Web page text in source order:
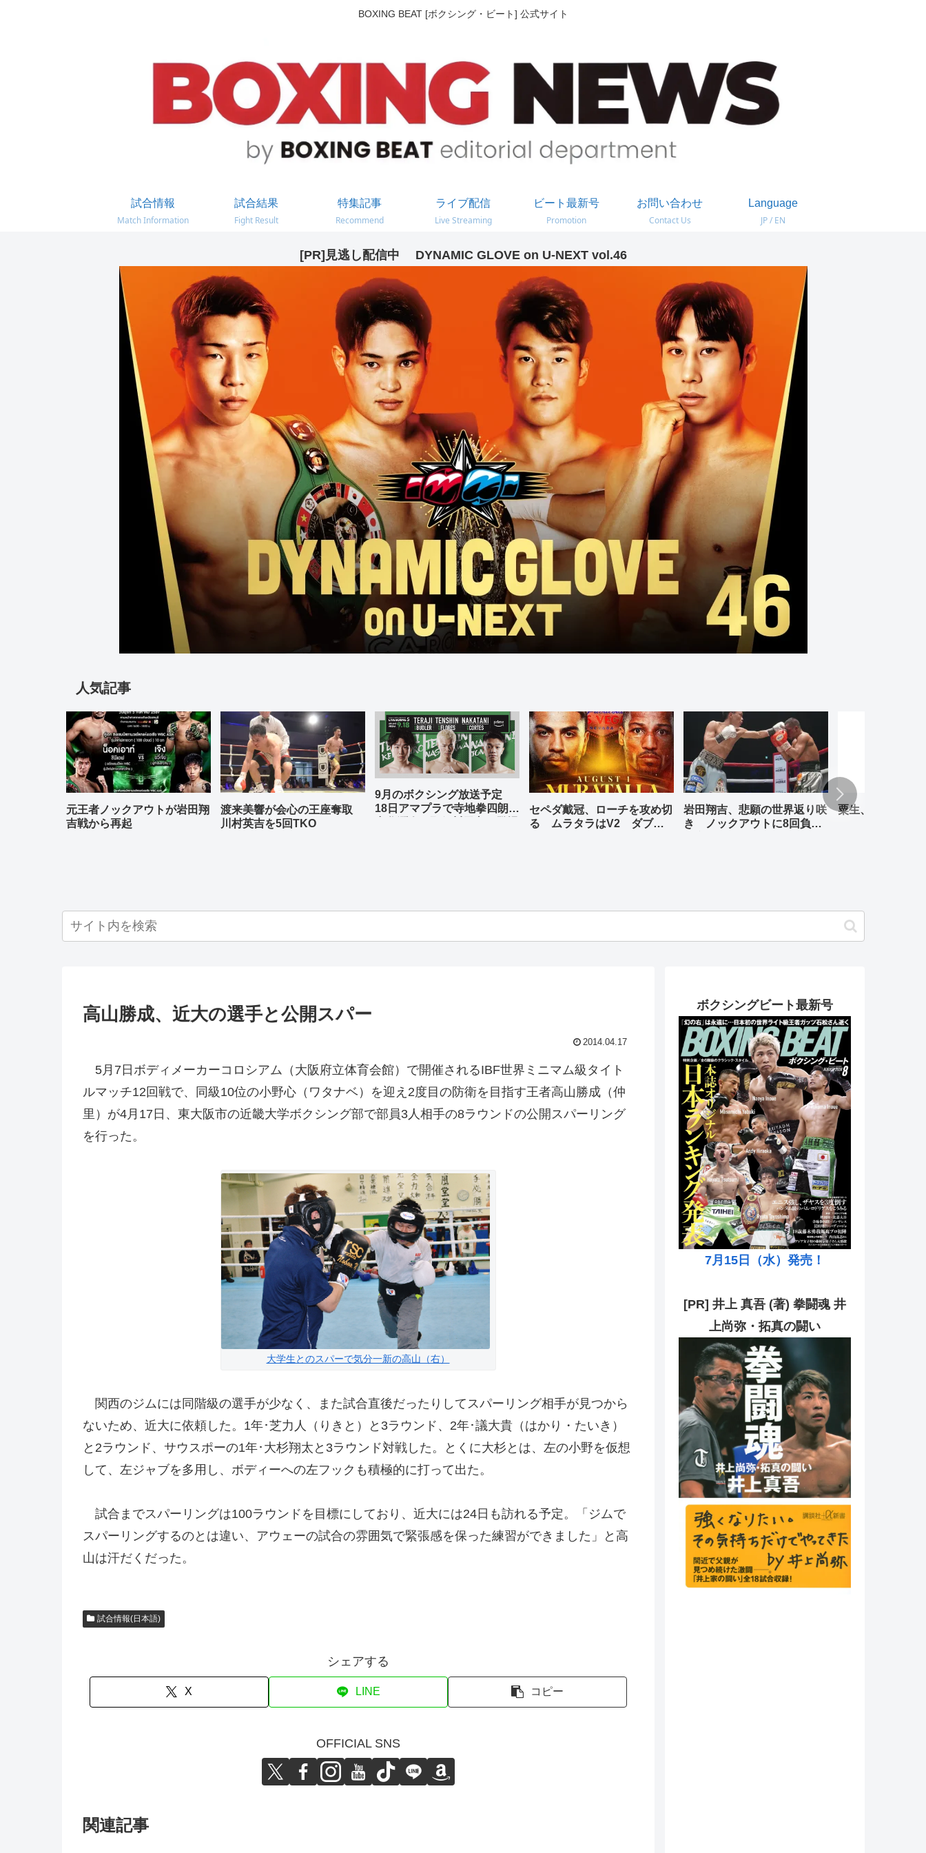
BOXING BEAT [ボクシング・ビート] 公式サイト
試合情報
Match Information
試合結果
Fight Result
特集記事
Recommend
ライブ配信
Live Streaming
ビート最新号
Promotion
お問い合わせ
Contact Us
Language
JP / EN
[PR]見逃し配信中 DYNAMIC GLOVE on U-NEXT vol.46
人気記事
元王者ノックアウトが岩田翔
吉戦から再起
渡来美響が会心の王座奪取
川村英吉を5回TKO
9月のボクシング放送予定
18日アマプラで寺地拳四朗、
セペダ戴冠、ローチを攻め切
る ムラタラはV2 ダブル
岩田翔吉、悲願の世界返り咲
き ノックアウトに8回負傷
粟生、リナレス
高山勝成、近大の選手と公開スパー
2014.04.17
5月7日ボディメーカーコロシアム（大阪府立体育会館）で開催されるIBF世界ミニマム級タイト
ルマッチ12回戦で、同級10位の小野心（ワタナベ）を迎え2度目の防衛を目指す王者高山勝成（仲
里）が4月17日、東大阪市の近畿大学ボクシング部で部員3人相手の8ラウンドの公開スパーリング
を行った。
大学生とのスパーで気分一新の高山（右）
関西のジムには同階級の選手が少なく、また試合直後だったりしてスパーリング相手が見つから
ないため、近大に依頼した。1年･芝力人（りきと）と3ラウンド、2年･議大貴（はかり・たいき）
と2ラウンド、サウスポーの1年･大杉翔太と3ラウンド対戦した。とくに大杉とは、左の小野を仮想
して、左ジャブを多用し、ボディーへの左フックも積極的に打って出た。
試合までスパーリングは100ラウンドを目標にしており、近大には24日も訪れる予定。「ジムで
スパーリングするのとは違い、アウェーの試合の雰囲気で緊張感を保った練習ができました」と高
山は汗だくだった。
試合情報(日本語)
シェアする
X LINE コピー
OFFICIAL SNS
関連記事
ボクシングビート最新号
7月15日（水）発売！
[PR] 井上 真吾 (著) 拳闘魂 井
上尚弥・拓真の闘い